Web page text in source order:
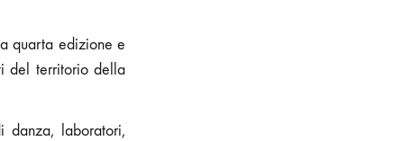
quarta edizione e
del territorio della
danza, laboratori,